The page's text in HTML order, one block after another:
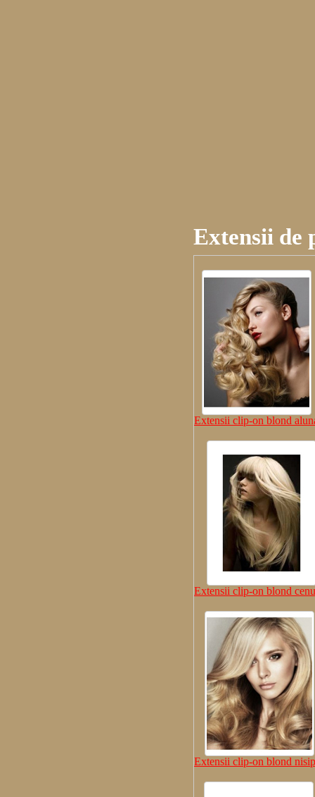
Extensii de
Extensii clip-on blond
Extensii clip-on blond
Extensii clip-on blond